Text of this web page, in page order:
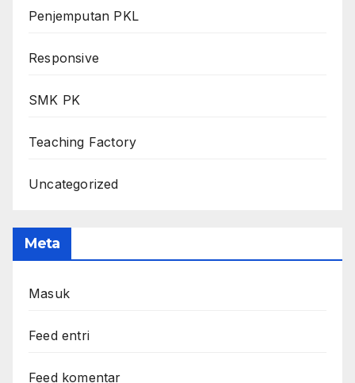
Penjemputan PKL
Responsive
SMK PK
Teaching Factory
Uncategorized
Meta
Masuk
Feed entri
Feed komentar